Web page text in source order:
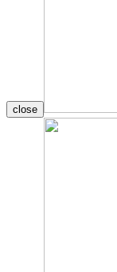
close